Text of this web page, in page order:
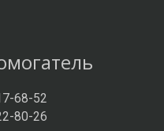
68-52
80-26